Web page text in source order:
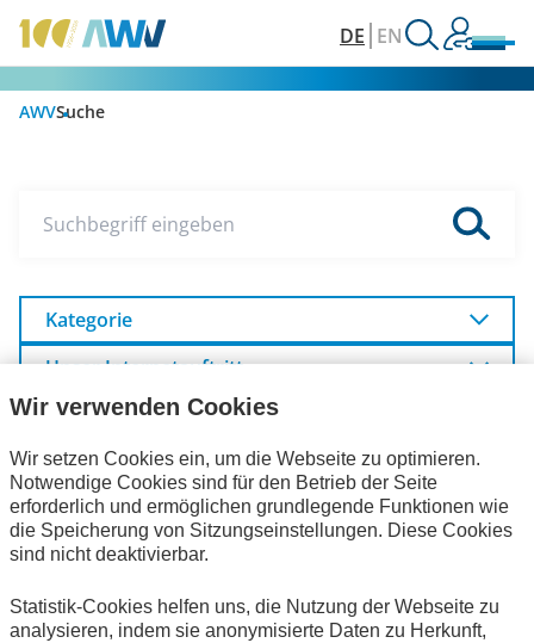
DE EN
AWVSuche
Suchbegriff eingeben
Kategorie
Unser Internetauftritt
Veranstaltungen
Publikationen
Aktuelles
Wir verwenden Cookies
Wir setzen Cookies ein, um die Webseite zu optimieren.
Notwendige Cookies sind für den Betrieb der Seite
erforderlich und ermöglichen grundlegende Funktionen wie
die Speicherung von Sitzungseinstellungen. Diese Cookies
sind nicht deaktivierbar.
Statistik-Cookies helfen uns, die Nutzung der Webseite zu
analysieren, indem sie anonymisierte Daten zu Herkunft,